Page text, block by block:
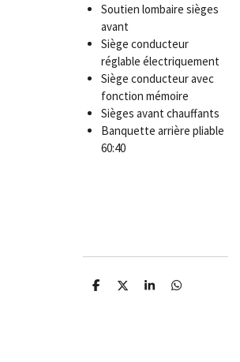
Soutien lombaire sièges
avant
Siège conducteur
réglable électriquement
Siège conducteur avec
fonction mémoire
Sièges avant chauffants
Banquette arrière pliable
60:40
P
P
P
P